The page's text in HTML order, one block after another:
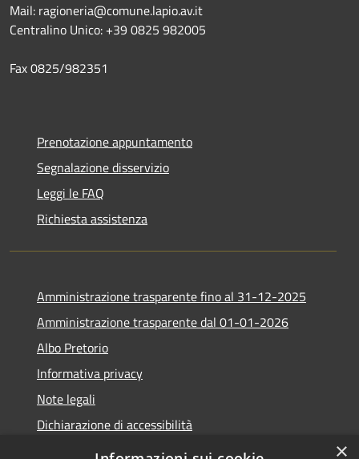
Mail: ragioneria@comune.lapio.av.it
Centralino Unico: +39 0825 982005
Fax 0825/982351
Prenotazione appuntamento
Segnalazione disservizio
Leggi le FAQ
Richiesta assistenza
Amministrazione trasparente fino al 31-12-2025
Amministrazione trasparente dal 01-01-2026
Albo Pretorio
Informativa privacy
Note legali
Dichiarazione di accessibilità
×